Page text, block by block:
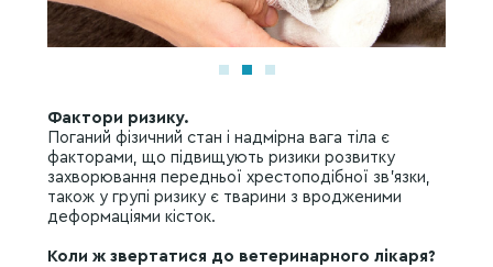
Фактори ризику.
Поганий фізичний стан і надмірна вага тіла є
факторами, що підвищують ризики розвитку
захворювання передньої хрестоподібної зв’язки,
також у групі ризику є тварини з вродженими
деформаціями кісток.
Коли ж звертатися до ветеринарного лікаря?